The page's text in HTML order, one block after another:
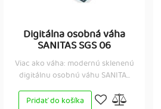
Digitálna osobná váha
SANITAS SGS 06
Viac ako váha: modernú sklenenú
digitálnu osobnú váhu SANITA...
Pridať do košíka